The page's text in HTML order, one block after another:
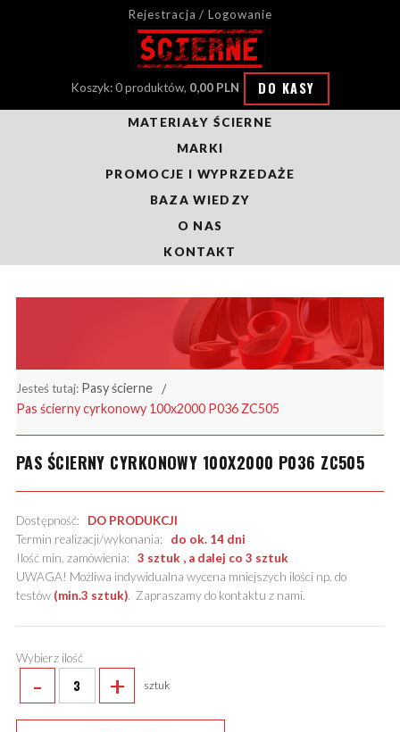
Rejestracja / Logowanie
Koszyk: 0 produktów, 0,00 PLN DO KASY
MATERIAŁY ŚCIERNE
MARKI
PROMOCJE I WYPRZEDAŻE
BAZA WIEDZY
O NAS
KONTAKT
Jesteś tutaj: Pasy ścierne
Pas ścierny cyrkonowy 100x2000 P036 ZC505
PAS ŚCIERNY CYRKONOWY 100X2000 P036 ZC505
Dostępność: DO PRODUKCJI
Termin realizacji/wykonania: do ok. 14 dni
Ilość min. zamówienia: 3 sztuk , a dalej co 3 sztuk
UWAGA! Możliwa indywidualna wycena mniejszych ilości np. do
testów (min.3 sztuk). Zapraszamy do kontaktu z nami.
Wybierz ilość
- + sztuk